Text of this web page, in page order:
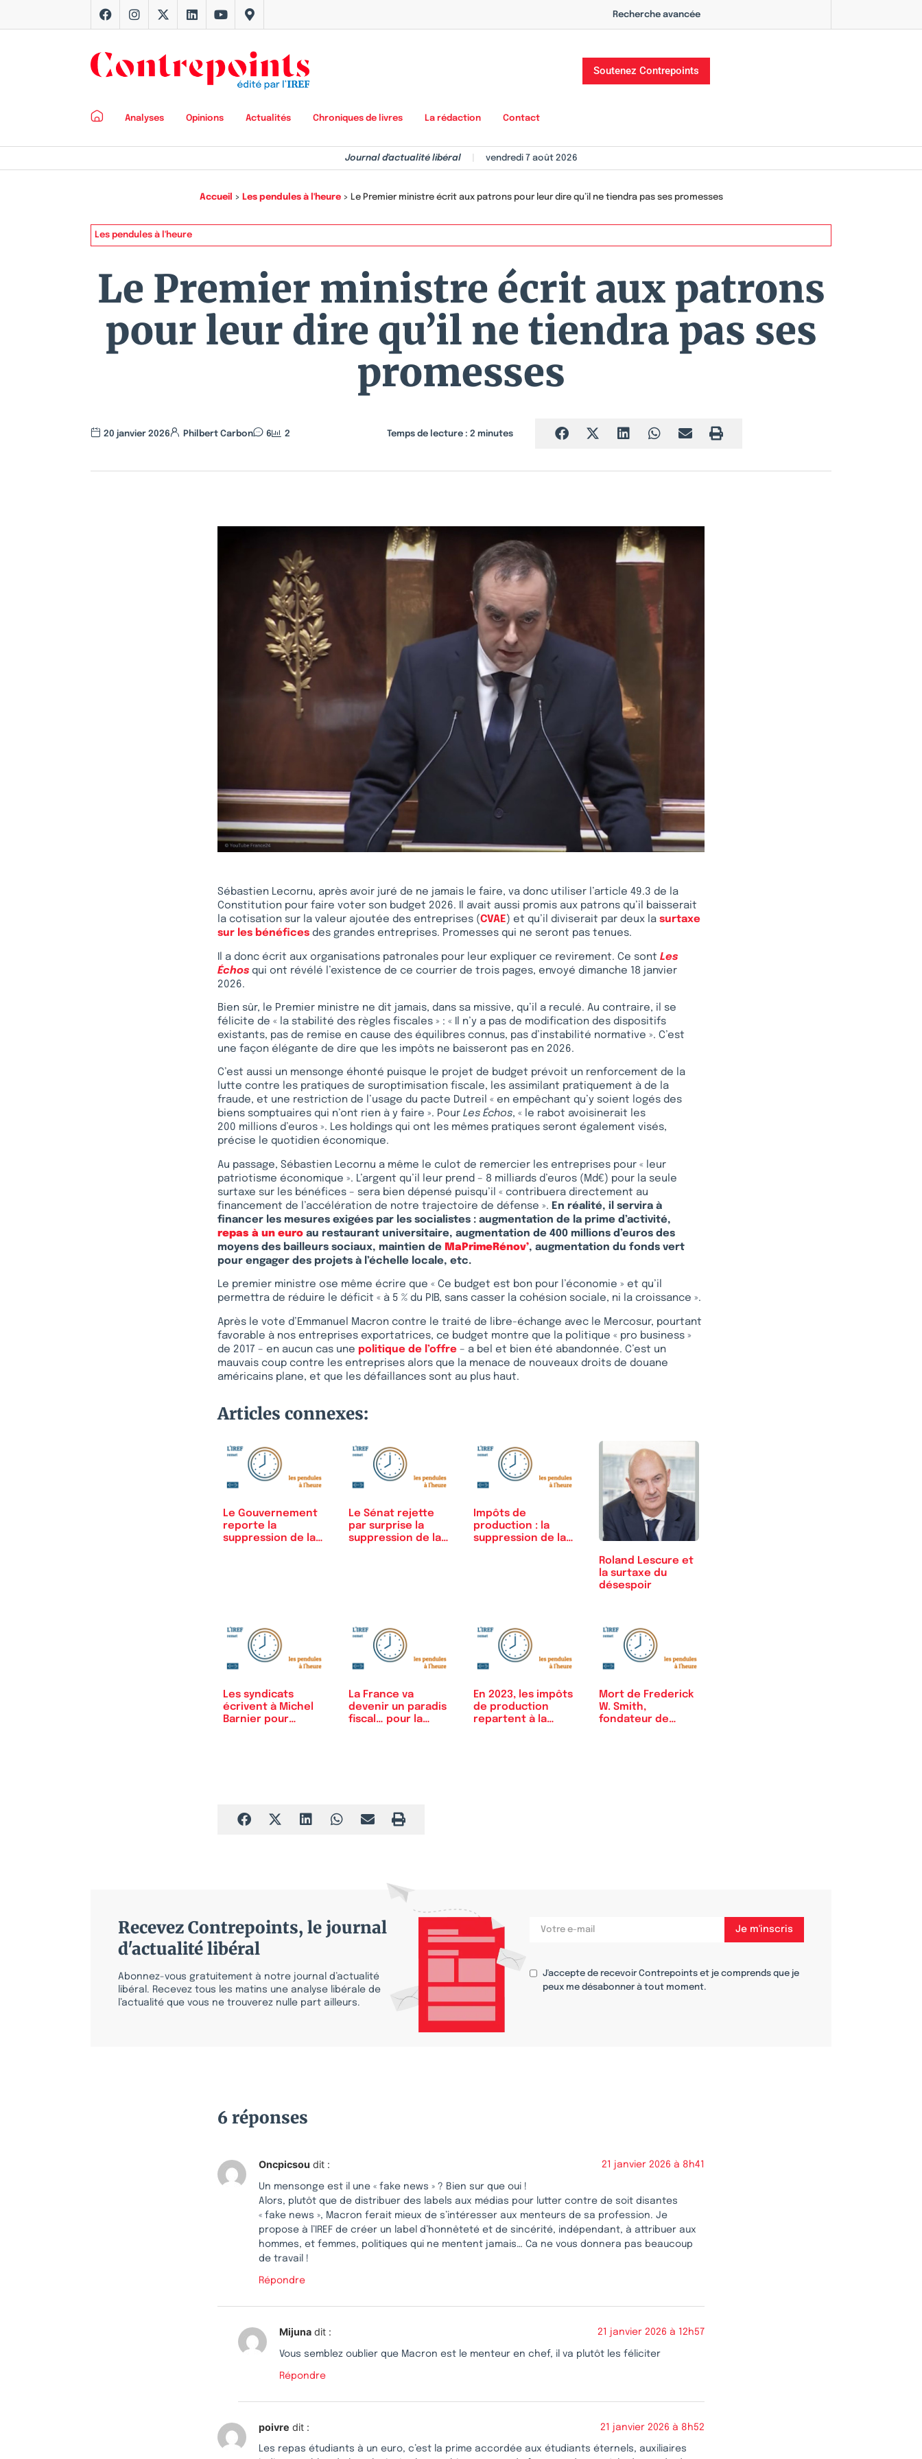
Recherche avancée
Soutenez Contrepoints
Analyses Opinions Actualités Chroniques de livres La rédaction Contact
Journal d'actualité libéral vendredi 7 août 2026
Accueil > Les pendules à l'heure> Le Premier ministre écrit aux patrons pour leur dire qu’il ne tiendra pas ses promesses
Les pendules à l'heure
Le Premier ministre écrit aux patrons
pour leur dire qu’il ne tiendra pas ses
promesses
20 janvier 2026 Philbert Carbon 6 2 Temps de lecture : 2 minutes
Sébastien Lecornu, après avoir juré de ne jamais le faire, va donc utiliser l’article 49.3 de la
Constitution pour faire voter son budget 2026. Il avait aussi promis aux patrons qu’il baisserait
la cotisation sur la valeur ajoutée des entreprises (CVAE) et qu’il diviserait par deux la surtaxe
sur les bénéfices des grandes entreprises. Promesses qui ne seront pas tenues.
Il a donc écrit aux organisations patronales pour leur expliquer ce revirement. Ce sont Les
Échos qui ont révélé l’existence de ce courrier de trois pages, envoyé dimanche 18 janvier
2026.
Bien sûr, le Premier ministre ne dit jamais, dans sa missive, qu’il a reculé. Au contraire, il se
félicite de « la stabilité des règles fiscales » : « Il n’y a pas de modification des dispositifs
existants, pas de remise en cause des équilibres connus, pas d’instabilité normative ». C’est
une façon élégante de dire que les impôts ne baisseront pas en 2026.
C’est aussi un mensonge éhonté puisque le projet de budget prévoit un renforcement de la
lutte contre les pratiques de suroptimisation fiscale, les assimilant pratiquement à de la
fraude, et une restriction de l’usage du pacte Dutreil « en empêchant qu’y soient logés des
biens somptuaires qui n’ont rien à y faire ». Pour Les Échos, « le rabot avoisinerait les
200 millions d’euros ». Les holdings qui ont les mêmes pratiques seront également visés,
précise le quotidien économique.
Au passage, Sébastien Lecornu a même le culot de remercier les entreprises pour « leur
patriotisme économique ». L’argent qu’il leur prend – 8 milliards d’euros (Md€) pour la seule
surtaxe sur les bénéfices – sera bien dépensé puisqu’il « contribuera directement au
financement de l’accélération de notre trajectoire de défense ». En réalité, il servira à
financer les mesures exigées par les socialistes : augmentation de la prime d’activité,
repas à un euro au restaurant universitaire, augmentation de 400 millions d’euros des
moyens des bailleurs sociaux, maintien de MaPrimeRénov’, augmentation du fonds vert
pour engager des projets à l’échelle locale, etc.
Le premier ministre ose même écrire que « Ce budget est bon pour l’économie » et qu’il
permettra de réduire le déficit « à 5 % du PIB, sans casser la cohésion sociale, ni la croissance ».
Après le vote d’Emmanuel Macron contre le traité de libre-échange avec le Mercosur, pourtant
favorable à nos entreprises exportatrices, ce budget montre que la politique « pro business »
de 2017 – en aucun cas une politique de l’offre – a bel et bien été abandonnée. C’est un
mauvais coup contre les entreprises alors que la menace de nouveaux droits de douane
américains plane, et que les défaillances sont au plus haut.
Articles connexes:
Le Gouvernement
reporte la
suppression de la
Le Sénat rejette
par surprise la
suppression de la
Impôts de
production : la
suppression de la
Roland Lescure et
la surtaxe du
désespoir
Les syndicats
écrivent à Michel
Barnier pour
La France va
devenir un paradis
fiscal… pour la
En 2023, les impôts
de production
repartent à la
Mort de Frederick
W. Smith,
fondateur de
Recevez Contrepoints, le journal
d'actualité libéral
Abonnez-vous gratuitement à notre journal d’actualité
libéral. Recevez tous les matins une analyse libérale de
l’actualité que vous ne trouverez nulle part ailleurs.
J'accepte de recevoir Contrepoints et je comprends que je
peux me désabonner à tout moment.
6 réponses
Oncpicsou dit : 21 janvier 2026 à 8h41
Un mensonge est il une « fake news » ? Bien sur que oui !
Alors, plutôt que de distribuer des labels aux médias pour lutter contre de soit disantes
« fake news », Macron ferait mieux de s’intéresser aux menteurs de sa profession. Je
propose à l’IREF de créer un label d’honnêteté et de sincérité, indépendant, à attribuer aux
hommes, et femmes, politiques qui ne mentent jamais… Ca ne vous donnera pas beaucoup
de travail !
Répondre
Mijuna dit : 21 janvier 2026 à 12h57
Vous semblez oublier que Macron est le menteur en chef, il va plutôt les féliciter
Répondre
poivre dit : 21 janvier 2026 à 8h52
Les repas étudiants à un euro, c’est la prime accordée aux étudiants éternels, auxiliaires